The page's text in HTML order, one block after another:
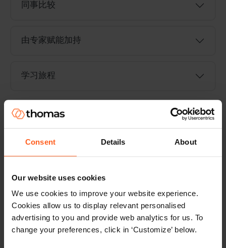
Consent Details About
Our website uses cookies
We use cookies to improve your website experience.
Cookies allow us to display relevant personalised
advertising to you and provide web analytics for us. To
change your preferences, click in ‘Customize’ below.
同事比较
由专家赋能加持
学习旅程
了解我们的平台